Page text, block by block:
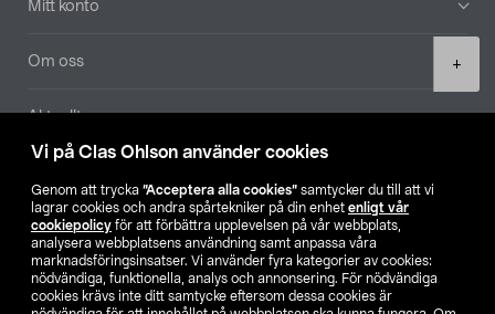
Vi på Clas Ohlson använder cookies
Genom att trycka ”Acceptera alla cookies” samtycker du till att vi
lagrar cookies och andra spårtekniker på din enhet enligt vår
cookiepolicy för att förbättra upplevelsen på vår webbplats,
analysera webbplatsens användning samt anpassa våra
marknadsföringsinsatser. Vi använder fyra kategorier av cookies:
nödvändiga, funktionella, analys och annonsering. För nödvändiga
cookies krävs inte ditt samtycke eftersom dessa cookies är
+
Mitt konto
Om oss
Aktuellt
Hitta butik
SE NO FI